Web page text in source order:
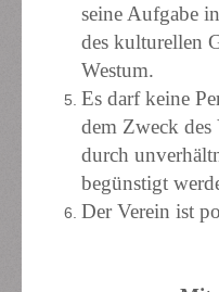
seine Aufgabe
des kulturellen
Westum.
Es darf keine
dem Zweck
durch
begünstigt
Der Verein ist